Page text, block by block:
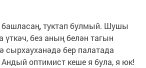
туктап булмый. Шушы
үткәч, без аның белән тагын
сырхауханәдә бер палатада
Андый оптимист кеше я була, я юк!